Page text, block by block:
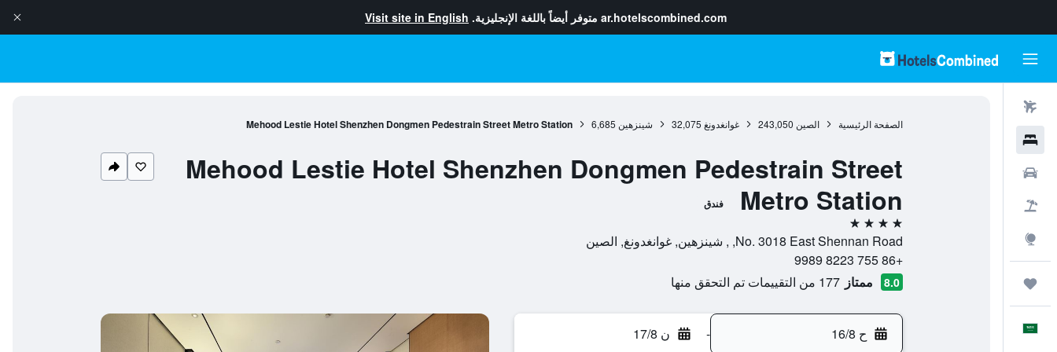
ar.hotelscombined.com متوفر أيضاً باللغة الإنجليزية. Visit site in English
الصفحة الرئيسية الصين 243,050 غوانغدونغ 32,075 شينزهين 6,685
Mehood Lestie Hotel Shenzhen Dongmen Pedestrain Street Metro Station
Mehood Lestie Hotel Shenzhen Dongmen Pedestrain Street
Metro Station
فندق
4 نجوم
No. 3018 East Shennan Road, , شينزهين, غوانغدونغ, الصين
+86 755 8223 9989
8.0 ممتاز 177 من التقييمات تم التحقق منها
ح 16/8 - ن 17/8